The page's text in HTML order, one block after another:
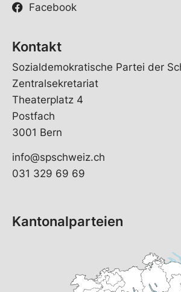
Facebook
Kontakt
Sozialdemokratische Partei der
Zentralsekretariat
Theaterplatz 4
Postfach
3001 Bern
info@spschweiz.ch
031 329 69 69
Kantonalparteien